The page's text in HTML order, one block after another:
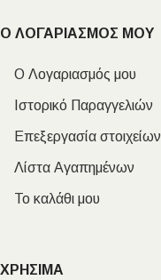
Ο ΛΟΓΑΡΙΑΣΜΟΣ ΜΟΥ
Ο Λογαριασμός μου
Ιστορικό Παραγγελιών
Επεξεργασία στοιχείων
Λίστα Αγαπημένων
Το καλάθι μου
ΧΡΗΣΙΜΑ